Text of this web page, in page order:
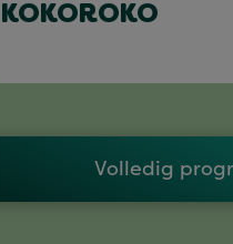
KOKOROKO
Volledig